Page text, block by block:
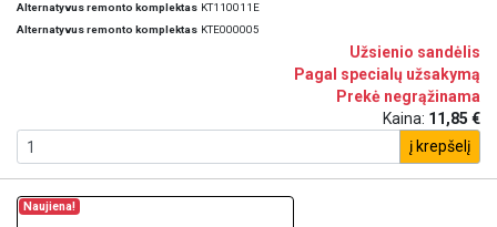
Alternatyvus remonto komplektas KT110011E
Alternatyvus remonto komplektas KTE000005
Užsienio sandėlis
Pagal specialų užsakymą
Prekė negrąžinama
Kaina: 11,85 €
į krepšelį
Naujiena!